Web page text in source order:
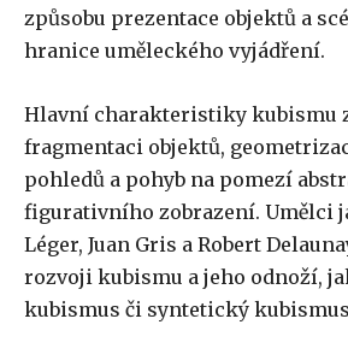
způsobu prezentace objektů a
hranice uměleckého vyjádření.
Hlavní charakteristiky kubismu
fragmentaci objektů,
pohledů a pohyb na pomezí
figurativního zobrazení. Umělci
Léger, Juan Gris a Robert
rozvoji kubismu a jeho odnoží,
kubismus či syntetický